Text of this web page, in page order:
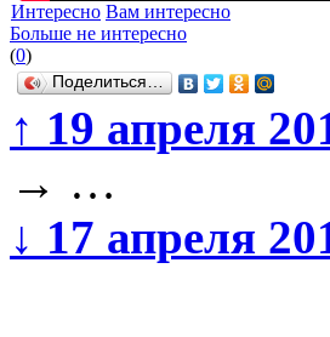
Интересно Вам интересно
Больше не интересно
(0)
Поделиться…
↑ 19 апреля
→ …
↓ 17 апреля